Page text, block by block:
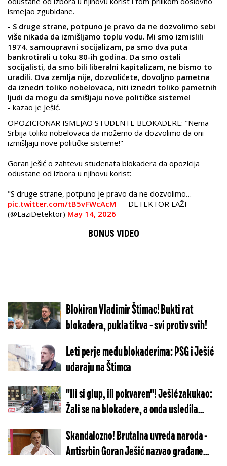
ismejao zgubidane.
- S druge strane, potpuno je pravo da ne dozvolimo sebi
više nikada da izmišljamo toplu vodu. Mi smo izmislili
1974. samoupravni socijalizam, pa smo dva puta
bankrotirali u toku 80-ih godina. Da smo ostali
socijalisti, da smo bili liberalni kapitalizam, ne bismo to
uradili. Ova zemlja nije, dozvolićete, dovoljno pametna
da iznedri toliko nobelovaca, niti iznedri toliko pametnih
ljudi da mogu da smišljaju nove političke sisteme!
- kazao je Ješić.
OPOZICIONAR ISMEJAO STUDENTE BLOKADERE: "Nema
Srbija toliko nobelovaca da možemo da dozvolimo da oni
izmišljaju nove političke sisteme!"
Goran Ješić o zahtevu studenata blokadera da opozicija
odustane od izbora u njihovu korist:
"S druge strane, potpuno je pravo da ne dozvolimo…
pic.twitter.com/tB5vFWcAcM — DETEKTOR LAŽI
(@LaziDetektor) May 14, 2026
BONUS VIDEO
Blokiran Vladimir Štimac! Bukti rat
blokadera, pukla tikva - svi protiv svih!
Leti perje među blokaderima: PSG i Ješić
udaraju na Štimca
"Ili si glup, ili pokvaren"! Ješić zakukao:
Žali se na blokadere, a onda usledila
prepucavanja (VIDEO)
Skandalozno! Brutalna uvreda naroda -
Antisrbin Goran Ješić nazvao građane